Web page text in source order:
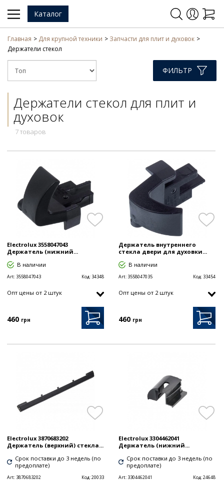
Каталог
Главная Для крупной техники
Запчасти для плит и духовок
Держатели стекол
ФИЛЬТР
Держатели стекол для плит и
духовок
7 товаров
Electrolux 3558047043
Держатель (нижний...
В наличии
Art: 3558047043 Код: 34348
Опт цены от 2 штук
460 грн
Держатель внутреннего
стекла двери для духовки...
В наличии
Art: 3558047035 Код: 33454
Опт цены от 2 штук
460 грн
Electrolux 3870683202
Держатель (верхний) стекла...
Срок поставки до 3 недель (по
предоплате)
Art: 3870683202 Код:20033
Electrolux 3304462041
Держатель (нижний...
Срок поставки до 3 недель (по
предоплате)
Art: 3304462041 Код:24648